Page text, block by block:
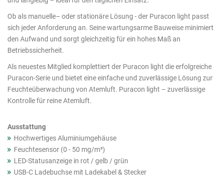
Produkte
Ob als manuelle– oder stationäre Lösung - der Puracon light passt
sich jeder Anforderung an. Seine wartungsarme Bauweise minimiert
den Aufwand und sorgt gleichzeitig für ein hohes Maß an
Betriebssicherheit.
Als neuestes Mitglied komplettiert der Puracon light die erfolgreiche
Puracon-Serie und bietet eine einfache und zuverlässige Lösung zur
Feuchteüberwachung von Atemluft. Puracon light – zuverlässige
Kontrolle für reine Atemluft.
Ausstattung
Hochwertiges Aluminiumgehäuse
Feuchtesensor (0 - 50 mg/m³)
LED-Statusanzeige in rot / gelb / grün
USB-C Ladebuchse mit Ladekabel & Stecker